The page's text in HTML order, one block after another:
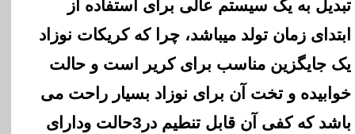
تبدیل به یک سیستم عالی برای استفاده از
ابتدای زمان تولد میباشد، چرا که کریکات نوزاد
یک جایگزین مناسب برای کریر است و حالت
خوابیده و تخت آن برای نوزاد بسیار راحت می
باشد که کفی آن قابل تنطیم در3حالت ودارای